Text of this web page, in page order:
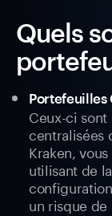
Quels
Portefeuilles
Ceux-ci
centralisées
Kraken,
utilisant de
un risque